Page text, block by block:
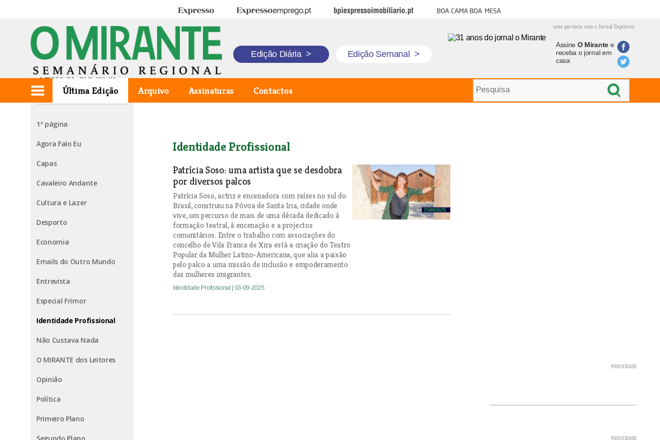
Expresso Expresso Emprego BPI Expresso Imobiliário Boa cama boa mesa
uma parceria com o Jornal Expresso
Edição Diária > Edição Semanal >
Assine O Mirantee
receba o jornal em
casa
Última Edição Arquivo Assinaturas Contactos
Edição de 2025.08.28
1ª página
Agora Falo Eu
Capas
Cavaleiro Andante
Cultura e Lazer
Desporto
Economia
Emails do Outro Mundo
Entrevista
Especial Frimor
Identidade Profissional
Não Custava Nada
O MIRANTE dos Leitores
Opinião
Política
Primeiro Plano
Identidade Profissional
Patrícia Soso: uma artista que se desdobra
por diversos palcos
Patrícia Soso, actriz e encenadora com raízes no sul do
Brasil, construiu na Póvoa de Santa Iria, cidade onde
vive, um percurso de mais de uma década dedicado à
formação teatral, à encenação e a projectos
comunitários. Entre o trabalho com associações do
concelho de Vila Franca de Xira está a criação do Teatro
Popular da Mulher Latino-Americana, que alia a paixão
pelo palco a uma missão de inclusão e empoderamento
das mulheres imigrantes.
Identidade Profissional | 03-09-2025